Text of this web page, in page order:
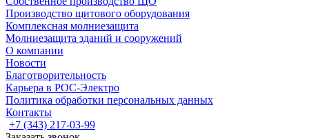
Производство щитового оборудования
Комплексная молниезащита
Молниезащита зданий и сооружений
О компании
Новости
Благотворительность
Карьера в РОС-Электро
Политика обработки персональных данных
Контакты
+7 (343) 217-03-99